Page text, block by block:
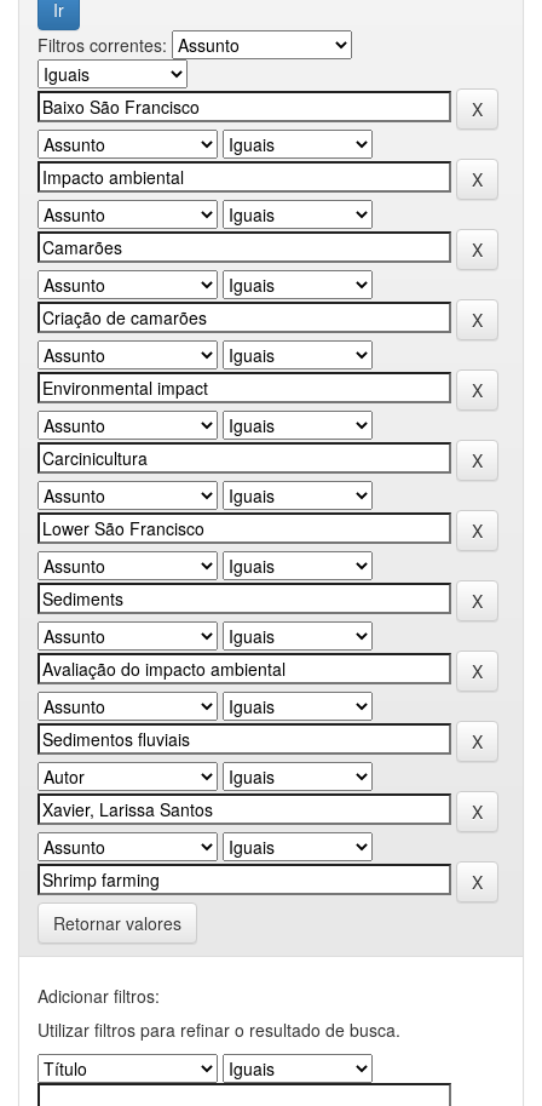
Filtros correntes:
Retornar valores
Adicionar filtros:
Utilizar filtros para refinar o resultado de busca.